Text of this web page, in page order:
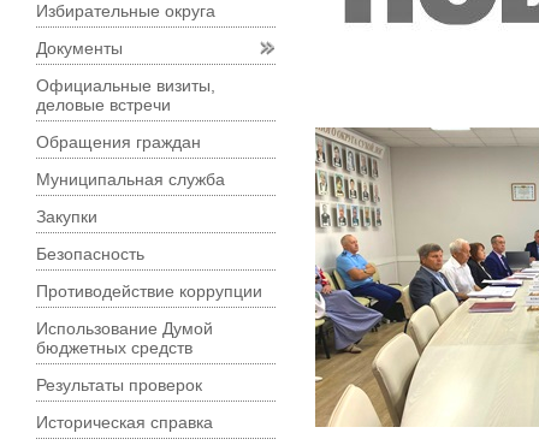
Избирательные округа
Документы
Официальные визиты,
деловые встречи
Обращения граждан
Муниципальная служба
Закупки
Безопасность
Противодействие коррупции
Использование Думой
бюджетных средств
Результаты проверок
Историческая справка